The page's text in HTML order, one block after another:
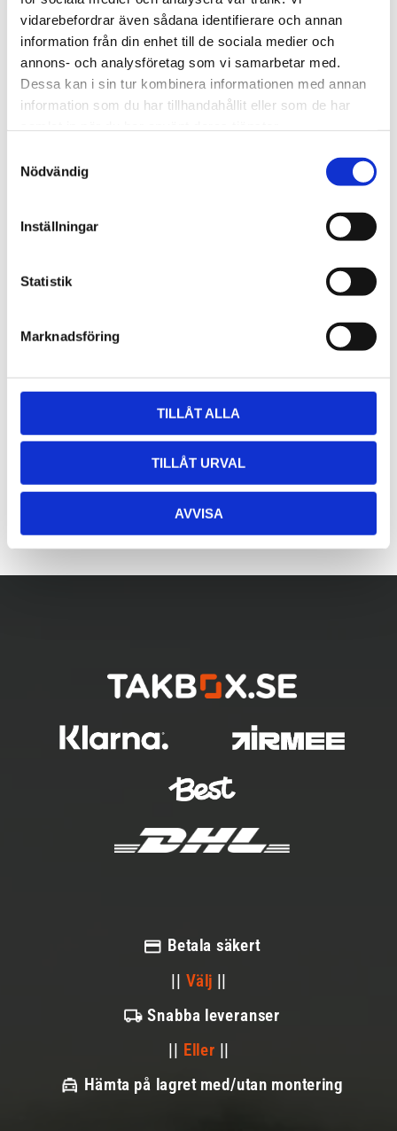
vidarebefordrar även sådana identifierare och annan
information från din enhet till de sociala medier och
annons- och analysföretag som vi samarbetar med.
Dessa kan i sin tur kombinera informationen med annan
information som du har tillhandahållit eller som de har
Nödvändig
Inställningar
Statistik
Marknadsföring
TILLÅT ALLA
TILLÅT URVAL
AVVISA
Lättmonterad
lasthållarfot för Thule Evo-
takräcken, för fordon med
integrerad reling.
1 795 kr
1 975 kr
720600
Lättmonterad
lasthållarfot för Thule
Edge-takräcken, för
fordon med integrerad
reling.
2 525kr
2 635kr
Betala säkert
|| Välj ||
Snabba leveranser
|| Eller ||
Hämta på lagret med/utan montering